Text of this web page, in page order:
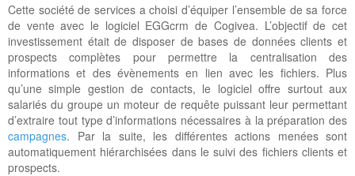
Cette société de services a choisi d’équiper l’ensemble de sa force
de vente avec le logiciel EGGcrm de Cogivea. L’objectif de cet
investissement était de disposer de bases de données clients et
prospects complètes pour permettre la centralisation des
informations et des évènements en lien avec les fichiers. Plus
qu’une simple gestion de contacts, le logiciel offre surtout aux
salariés du groupe un moteur de requête puissant leur permettant
d’extraire tout type d’informations nécessaires à la préparation des
campagnes. Par la suite, les différentes actions menées sont
automatiquement hiérarchisées dans le suivi des fichiers clients et
prospects.